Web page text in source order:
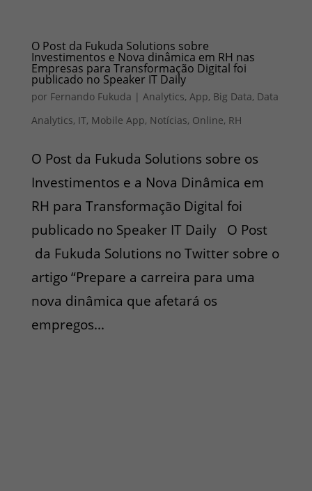
O Post da Fukuda Solutions sobre
Investimentos e Nova dinâmica em RH nas
Empresas para Transformação Digital foi
publicado no Speaker IT Daily
por Fernando Fukuda | Analytics, App, Big Data, Data
Analytics, IT, Mobile App, Notícias, Online, RH
O Post da Fukuda Solutions sobre os
Investimentos e a Nova Dinâmica em
RH para Transformação Digital foi
publicado no Speaker IT Daily O Post
da Fukuda Solutions no Twitter sobre o
artigo “Prepare a carreira para uma
nova dinâmica que afetará os
empregos...